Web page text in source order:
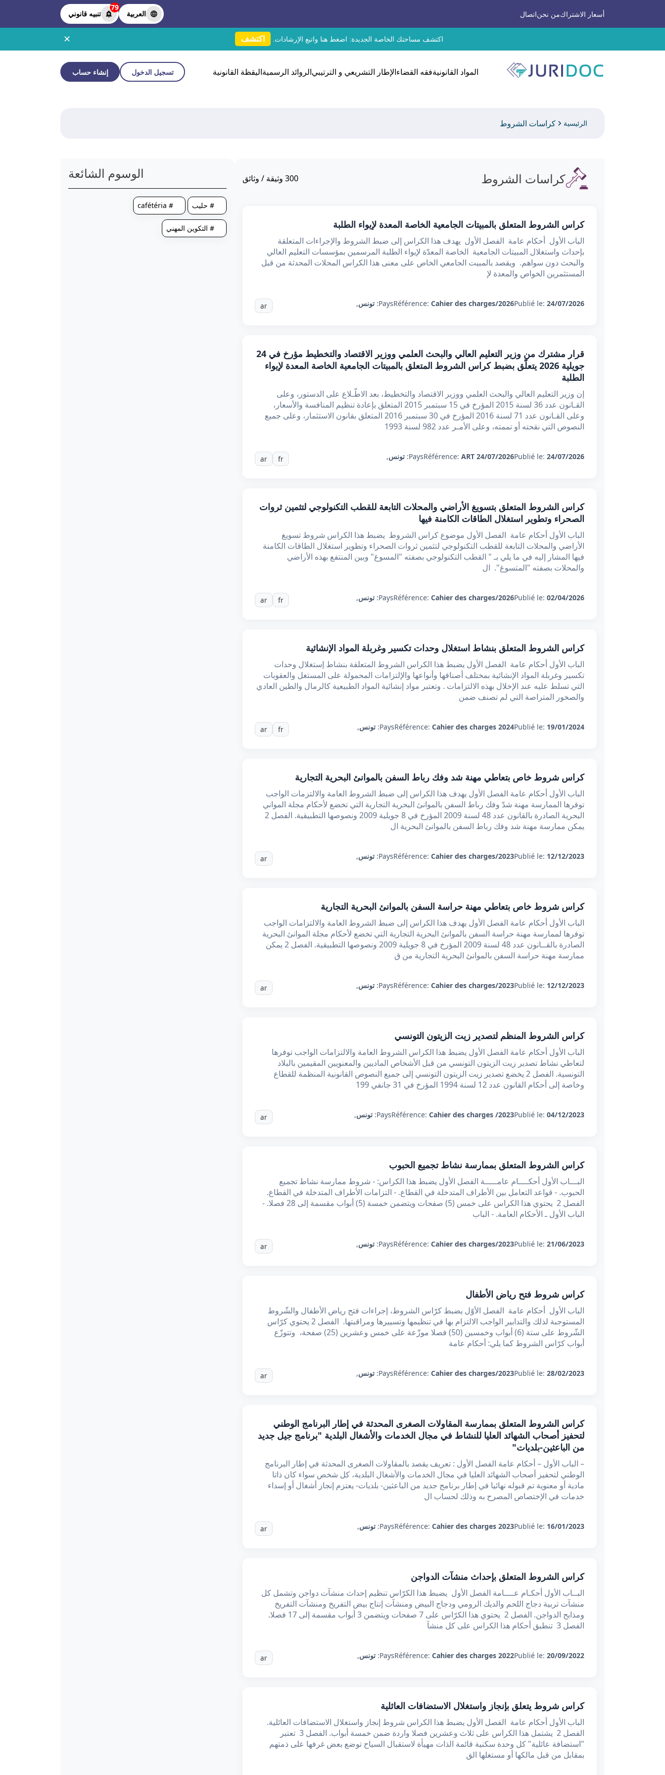
أسعار الاشتراكمن نحناتصال العربية
79
تنبيه قانوني
اكتشف مساحتك الخاصة الجديدة: اضغط هنا واتبع الإرشادات. اكتشف ✕
المواد القانونيةفقه القضاءالإطار التشريعي و الترتيبيالروائد الرسميةاليقظة القانونية تسجيل الدخول إنشاء حساب
الرئيسية كراسات الشروط
كراسات الشروط 300وثيقة / وثائق
كراس الشروط المتعلق بالمبيتات الجامعية الخاصة المعدة لإيواء الطلبة
الباب الأول أحكام عامة الفصل الأول يهدف هذا الكراس إلى ضبط الشروط والإجراءات المتعلقة
بإحداث واستغلال المبيتات الجامعية الخاصة المعدّة لإيواء الطلبة المرسمين بمؤسسات التعليم العالي
والبحث دون سواهم. ويقصد بالمبيت الجامعي الخاص على معنى هذا الكراس المحلات المحدثة من قبل
المستثمرين الخواص والمعدة لإ
Publié le: 24/07/2026
Référence: Cahier des charges/2026
Pays: تونس,
ar
قرار مشترك من وزير التعليم العالي والبحث العلمي ووزير الاقتصاد والتخطيط مؤرخ في 24
جويلية 2026 يتعلّق بضبط كراس الشروط المتعلق بالمبيتات الجامعية الخاصة المعدة لإيواء
الطلبة
إن وزير التعليم العالي والبحث العلمي ووزير الاقتصاد والتخطيط، بعد الاطّـلاع على الدستور، وعلى
القـانون عدد 36 لسنة 2015 المؤرخ في 15 سبتمبر 2015 المتعلق بإعادة تنظيم المنافسة والأسعار،
وعلى القـانون عدد 71 لسنة 2016 المؤرخ في 30 سبتمبر 2016 المتعلق بقانون الاستثمار، وعلى جميع
النصوص التي نقحته أو تممته، وعلى الأمـر عدد 982 لسنة 1993
Publié le: 24/07/2026
Référence: ART 24/07/2026
Pays: تونس,
fr
ar
كراس الشروط المتعلق بتسويغ الأراضي والمحلات التابعة للقطب التكنولوجي لتثمين ثروات
الصحراء وتطوير استغلال الطاقات الكامنة فيها
الباب الأول أحكام عامة الفصل الأول موضوع كراس الشروط يضبط هذا الكراس شروط تسويغ
الأراضي والمحلات التابعة للقطب التكنولوجي لتثمين ثروات الصحراء وتطوير استغلال الطاقات الكامنة
فيها المشار إليه في ما يلي بـ " القطب التكنولوجي بصفته "المسوغ" وبين المنتفع بهذه الأراضي
والمحلات بصفته "المتسوغ". ال
Publié le: 02/04/2026
Référence: Cahier des charges/2026
Pays: تونس,
fr
ar
كراس الشروط المتعلق بنشاط استغلال وحدات تكسير وغربلة المواد الإنشائية
الباب الأول أحكام عامة الفصل الأول يضبط هذا الكراس الشروط المتعلقة بنشاط إستغلال وحدات
تكسير وغربلة المواد الإنشائية بمختلف أصنافها وأنواعها والإلتزامات المحمولة على المستغل والعقوبات
التي تسلط عليه عند الإخلال بهذه الالتزامات . وتعتبر مواد إنشائية المواد الطبيعية كالرمال والطين العادي
والصخور المتراصة التي لم تصنف ضمن
Publié le: 19/01/2024
Référence: Cahier des charges 2024
Pays: تونس,
fr
ar
كراس شروط خاص بتعاطي مهنة شد وفك رباط السفن بالموانئ البحرية التجارية
الباب الأول أحكام عامة الفصل الأول يهدف هذا الكراس إلى ضبط الشروط العامة والالتزمات الواجب
توفرها الممارسة مهنة شدّ وفك رباط السفن بالموانئ البحرية التجارية التي تخضع لأحكام مجلة المواني
البحرية الصادرة بالقانون عدد 48 لسنة 2009 المؤرخ في 8 جويلية 2009 ونصوصها التطبيقية. الفصل 2
يمكن ممارسة مهنة شد وفك رباط السفن بالموانئ البحرية ال
Publié le: 12/12/2023
Référence: Cahier des charges/2023
Pays: تونس,
ar
كراس شروط خاص بتعاطي مهنة حراسة السفن بالموانئ البحرية التجارية
الباب الأول أحكام عامة الفصل الأول يهدف هذا الكراس إلى ضبط الشروط العامة والالتزامات الواجب
توفرها لممارسة مهنة حراسة السفن بالموانئ البحرية التجارية التي تخضع لأحكام مجلة الموانئ البحرية
الصادرة بالقــانون عدد 48 لسنة 2009 المؤرخ في 8 جويلية 2009 ونصوصها التطبيقية. الفصل 2 يمكن
ممارسة مهنة حراسة السفن بالموانئ البحرية التجارية من ق
Publié le: 12/12/2023
Référence: Cahier des charges/2023
Pays: تونس,
ar
كراس الشروط المنظم لتصدير زيت الزيتون التونسي
الباب الأول أحكام عامة الفصل الأول يضبط هذا الكراس الشروط العامة والالتزامات الواجب توفرها
لتعاطي نشاط تصدير زيت الزيتون التونسي من قبل الأشخاص الماديين والمعنويين المقيمين بالبلاد
التونسية. الفصل 2 يخضع تصدير زيت الزيتون التونسي إلى جميع النصوص القانونية المنظمة للقطاع
وخاصة إلى أحكام القانون عدد 12 لسنة 1994 المؤرخ في 31 جانفي 199
Publié le: 04/12/2023
Référence: Cahier des charges /2023
Pays: تونس,
ar
كراس الشروط المتعلق بممارسة نشاط تجميع الحبوب
البـــاب الأول أحكــــام عامـــــة الفصل الأول يضبط هذا الكراس: - شروط ممارسة نشاط تجميع
الحبوب. - قواعد التعامل بين الأطراف المتدخلة في القطاع. - التزامات الأطراف المتدخلة في القطاع.
الفصل 2 يحتوي هذا الكراس على خمس (5) صفحات ويتضمن خمسة (5) أبواب مقسمة إلى 28 فصلا. -
الباب الأول ـ الأحكام العامة. - الباب
Publié le: 21/06/2023
Référence: Cahier des charges/2023
Pays: تونس,
ar
كراس شروط فتح رياض الأطفال
الباب الأول أحكام عامة الفصل الأوّل يضبط كرّاس الشروط، إجراءات فتح رياض الأطفال والشّروط
المستوجبة لذلك والتدابير الواجب الالتزام بها في تنظيمها وتسييرها ومراقبتها. الفصل 2 يحتوي كرّاس
الشّروط على ستة (6) أبواب وخمسين (50) فصلا موزّعة على خمس وعشرين (25) صفحة، وتتوزّع
أبواب كرّاس الشروط كما يلي: أحكام عامة
Publié le: 28/02/2023
Référence: Cahier des charges/2023
Pays: تونس,
ar
كراس الشروط المتعلق بممارسة المقاولات الصغرى المحدثة في إطار البرنامج الوطني
لتحفيز أصحاب الشهائد العليا للنشاط في مجال الخدمات والأشغال البلدية "برنامج جيل جديد
من الباعثين-بلديات"
– الباب الأول – أحكام عامة الفصل الأول : تعريف يقصد بالمقاولات الصغرى المحدثة في إطار البرنامج
الوطني لتحفيز أصحاب الشهائد العليا في مجال الخدمات والأشغال البلدية، كل شخص سواء كان ذاتا
مادية أو معنوية تم قبوله نهائيا في إطار برنامج جديد من الباعثين- بلديات- يعتزم إنجاز أشغال أو إسداء
خدمات في الإختصاص المصرح به وذلك لحساب ال
Publié le: 16/01/2023
Référence: Cahier des charges 2023
Pays: تونس,
ar
كراس الشروط المتعلق بإحداث منشآت الدواجن
البــاب الأول أحكـام عــــامة الفصل الأول يضبط هذا الكرّاس تنظيم إحداث منشآت دواجن وتشمل كل
منشآت تربية دجاج اللحم والديك الرومي ودجاج البيض ومنشآت إنتاج بيض التفريخ ومنشآت التفريخ
ومذابح الدواجن. الفصل 2 يحتوي هذا الكرّاس على 7 صفحات ويتضمن 3 أبواب مقسمة إلى 17 فصلا.
الفصل 3 تنطبق أحكام هذا الكراس على كل منشآ
Publié le: 20/09/2022
Référence: Cahier des charges 2022
Pays: تونس,
ar
کراس شروط يتعلق بإنجاز واستغلال الاستضافات العائلية
الباب الأول أحكام عامة الفصل الأول يضبط هذا الكراس شروط إنجاز واستغلال الاستضافات العائلية.
الفصل 2 يشتمل هذا الكراس على ثلاث وعشرين فصلا واردة ضمن خمسة أبواب. الفصل 3 تعتبر
"استضافة عائلية" كل وحدة سكنية قائمة الذات مهيأة لاستقبال السياح توضع بعض غرفها على ذمتهم
بمقابل من قبل مالكها أو مستغلها الق
الوسوم الشائعة
# حليب # cafétéria
# التكوين المهني